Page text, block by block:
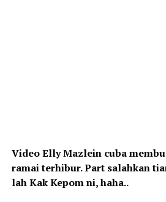
Video Elly Mazlein cuba
ramai terhibur. Part salahkan
lah Kak Kepom ni, haha..